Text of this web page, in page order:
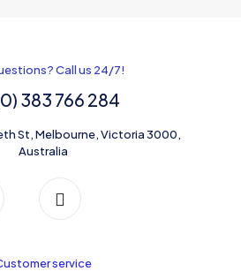
Call us 24/7!
383 766 284
St, Melbourne, Victoria 3000,
Australia
service